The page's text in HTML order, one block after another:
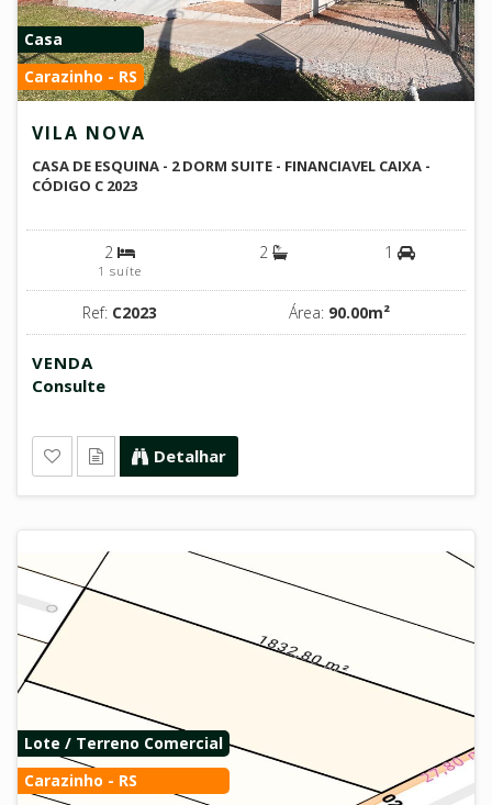
Casa
Carazinho - RS
VILA NOVA
CASA DE ESQUINA - 2 DORM SUITE - FINANCIAVEL CAIXA -
CÓDIGO C 2023
2
1 suíte
2 1
Ref: C2023 Área: 90.00m²
VENDA
Consulte
Detalhar
Lote / Terreno Comercial
Carazinho - RS